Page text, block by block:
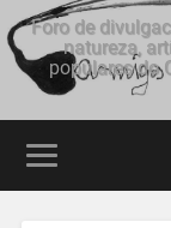
Foro de
natureza,
populares do